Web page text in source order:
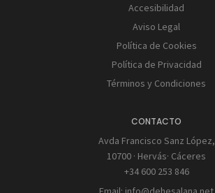
Accesibilidad
Aviso Legal
Política de Cookies
Política de Privacidad
Términos y Condiciones
CONTACTO
Avda Francisco Sanz López,
10700 · Hervás· Cáceres
+34 600 253 846